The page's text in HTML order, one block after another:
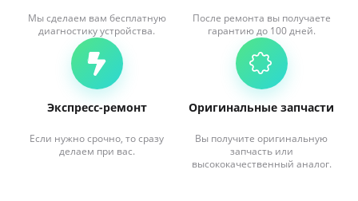
Мы сделаем вам бесплатную
диагностику устройства.
После ремонта вы получаете
гарантию до 100 дней.
Экспресс-ремонт
Если нужно срочно, то сразу
делаем при вас.
Оригинальные запчасти
Вы получите оригинальную
запчасть или
высококачественный аналог.